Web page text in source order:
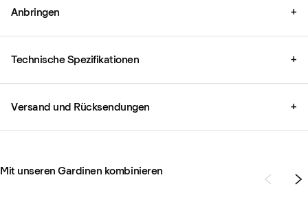
Anbringen +
Technische Spezifikationen +
Versand und Rücksendungen +
Mit unseren Gardinen kombinieren